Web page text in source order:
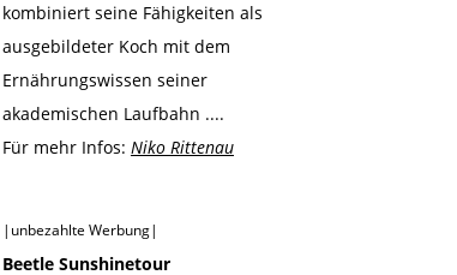
kombiniert seine Fähigkeiten als
ausgebildeter Koch mit dem
Ernährungswissen seiner
akademischen Laufbahn ....
Für mehr Infos: Niko Rittenau
|unbezahlte Werbung|
Beetle Sunshinetour